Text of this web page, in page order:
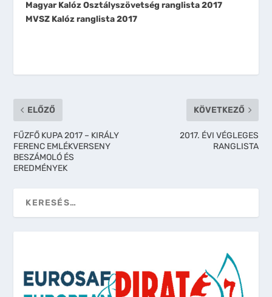
Magyar Kalóz Osztályszövetség ranglista 2017
MVSZ Kalóz ranglista 2017
ELŐZŐ
FŰZFŐ KUPA 2017 – KIRÁLY
FERENC EMLÉKVERSENY
BESZÁMOLÓ ÉS
EREDMÉNYEK
KÖVETKEZŐ
2017. ÉVI VÉGLEGES
RANGLISTA